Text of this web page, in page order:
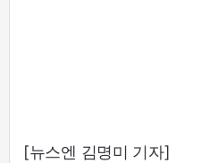
[뉴스엔 김명미 기자]